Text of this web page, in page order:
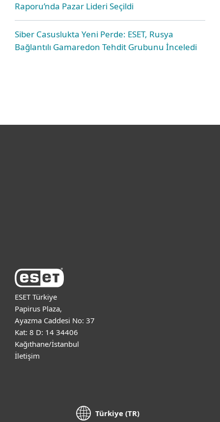
Raporu’nda Pazar Lideri Seçildi
Siber Casuslukta Yeni Perde: ESET, Rusya
Bağlantılı Gamaredon Tehdit Grubunu İnceledi
ESET Türkiye
Papirus Plaza,
Ayazma Caddesi No: 37
Kat: 8 D: 14 34406
Kağıthane/İstanbul
İletişim
Türkiye (TR)